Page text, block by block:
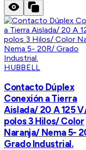
HUBBELL
Contacto Dúplex
Conexión a Tierra
Aislada/ 20 A 125
polos 3 Hilos/ Color
Naranja/ Nema 5-
Grado Industrial.